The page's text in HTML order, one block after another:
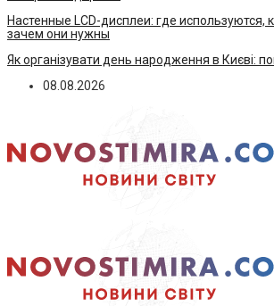
Настенные LCD-дисплеи: где используются,
зачем они нужны
Як організувати день народження в Києві:
08.08.2026